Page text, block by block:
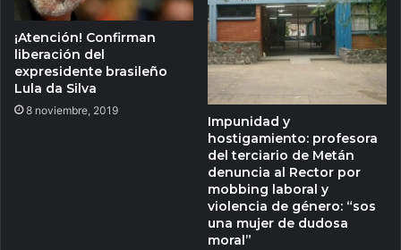
¡Atención! Confirman
liberación del
expresidente brasileño
Lula da Silva
8 noviembre, 2019
Impunidad y
hostigamiento: profesora
del terciario de Metán
denuncia al Rector por
mobbing laboral y
violencia de género: “sos
una mujer de dudosa
moral”